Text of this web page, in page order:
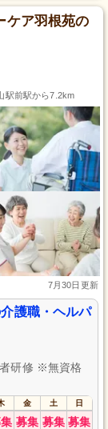
ケア羽根苑の
駅前駅から7.2km
7月30日更新
護職・ヘルパ
研修 ※無資格
金 土 日
募集 募集 募集